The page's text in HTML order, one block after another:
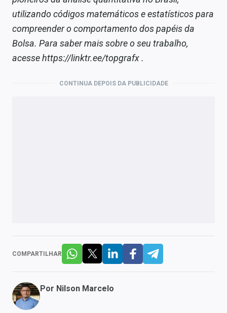
utilizando códigos matemáticos e estatísticos para
compreender o comportamento dos papéis da
Bolsa. Para saber mais sobre o seu trabalho,
acesse https://linktr.ee/topgrafx .
CONTINUA DEPOIS DA PUBLICIDADE
COMPARTILHAR
Por Nilson Marcelo